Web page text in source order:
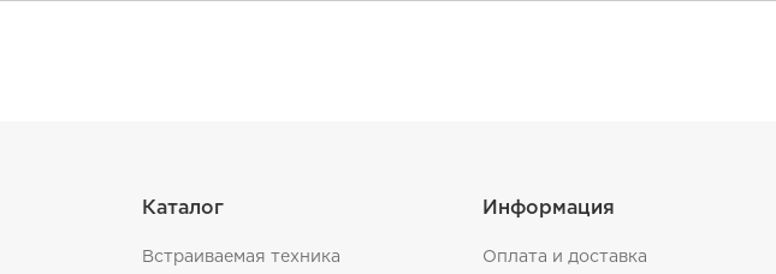
Каталог
Встраиваемая техника
Информация
Оплата и доставка